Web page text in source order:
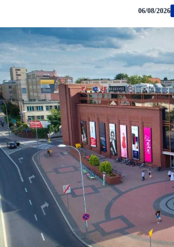
06/08/2026